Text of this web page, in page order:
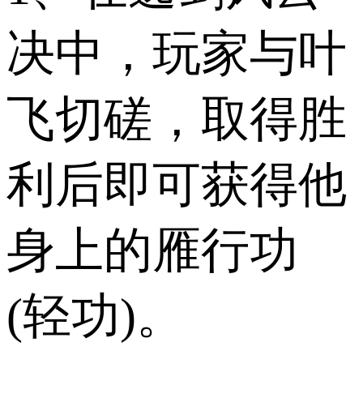
决中，玩家与叶
飞切磋，取得胜
利后即可获得他
身上的雁行功
(轻功)。